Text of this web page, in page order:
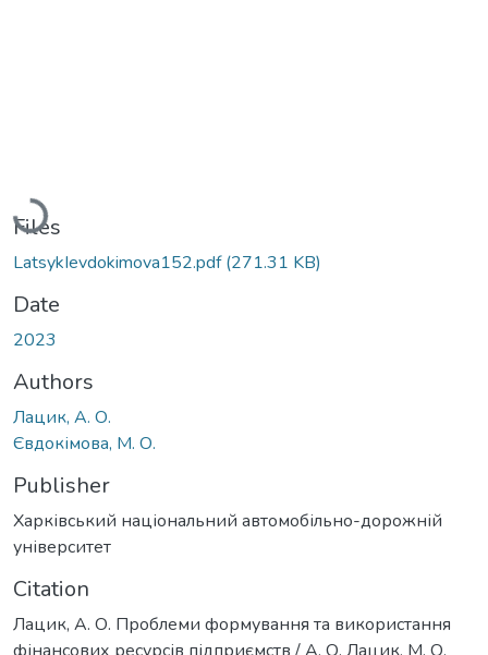
Loading...
Files
LatsykIevdokimova152.pdf(271.31 KB)
Date
2023
Authors
Лацик, А. О.
Євдокімова, М. О.
Publisher
Харківський національний автомобільно-дорожній
університет
Citation
Лацик, А. О. Проблеми формування та використання